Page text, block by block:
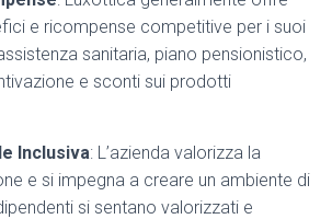
e ricompense competitive per i suoi
sanitaria, piano pensionistico,
e sconti sui prodotti
Inclusiva: L’azienda valorizza la
e si impegna a creare un ambiente di
si sentano valorizzati e